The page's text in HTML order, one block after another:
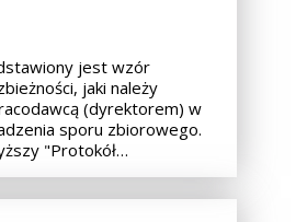
jest wzór
jaki należy
(dyrektorem) w
sporu zbiorowego.
"Protokół…